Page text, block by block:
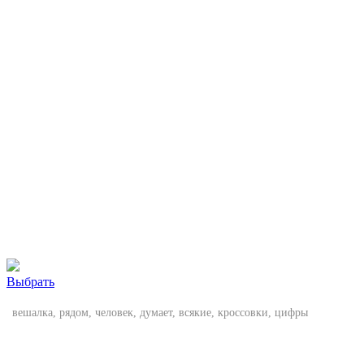
Выбрать
вешалка, рядом, человек, думает, всякие, кроссовки, цифры